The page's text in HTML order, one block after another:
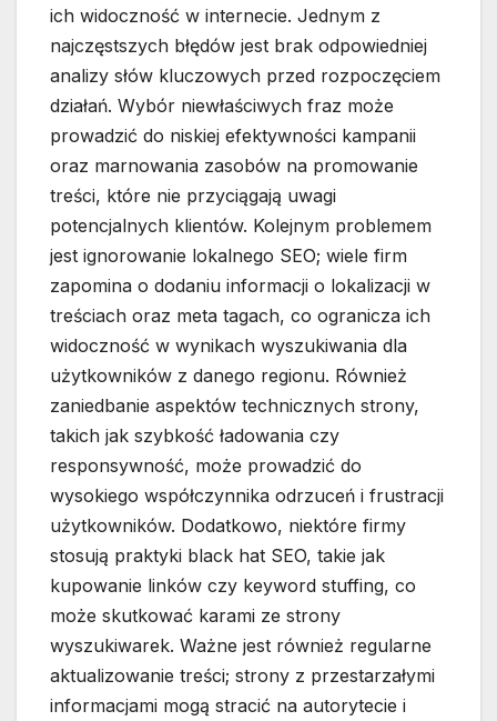
ich widoczność w internecie. Jednym z
najczęstszych błędów jest brak odpowiedniej
analizy słów kluczowych przed rozpoczęciem
działań. Wybór niewłaściwych fraz może
prowadzić do niskiej efektywności kampanii
oraz marnowania zasobów na promowanie
treści, które nie przyciągają uwagi
potencjalnych klientów. Kolejnym problemem
jest ignorowanie lokalnego SEO; wiele firm
zapomina o dodaniu informacji o lokalizacji w
treściach oraz meta tagach, co ogranicza ich
widoczność w wynikach wyszukiwania dla
użytkowników z danego regionu. Również
zaniedbanie aspektów technicznych strony,
takich jak szybkość ładowania czy
responsywność, może prowadzić do
wysokiego współczynnika odrzuceń i frustracji
użytkowników. Dodatkowo, niektóre firmy
stosują praktyki black hat SEO, takie jak
kupowanie linków czy keyword stuffing, co
może skutkować karami ze strony
wyszukiwarek. Ważne jest również regularne
aktualizowanie treści; strony z przestarzałymi
informacjami mogą stracić na autorytecie i